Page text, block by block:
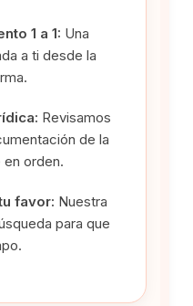
1 a 1: Una
a ti desde la
Revisamos
de la
orden.
favor: Nuestra
para que